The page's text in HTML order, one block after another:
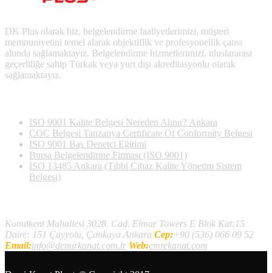
DK Plus olarak biz, belgelendirme faaliyetlerimizi, müşteri
memnuniyetini temel alarak objektiflik ve profesyonellik çatısı
altında sağlamaktayız. Belgelendirme hizmetlerimizi, uluslararası
geçerliliğe sahip Türkak veya yurt dışı akreditasyonlu olarak
sağlamaktayız.
ISO 9001 Kalite Belgesi Nereden Alınır? Ankara
COC Belgesi Tanzanya Certificate Of Conformity Belgesi
ISO 9001 Baş Denetçi Eğitimi
Bursa Belgelendirme Firması (ISO 9001)
ISO 13485 Ankara (Tıbbi Cihaz Kalite Yönetim Sistem
Belgesi)
Konutkent Mahallesi 3028. Cad. Elmar Towers E Blok Kat:15
Daire: 151 Çayyolu, Çankaya Ankara Cep:+90 (536) 066 09 52
Email:info@demirkanat.com.tr Web:emrekanat.com